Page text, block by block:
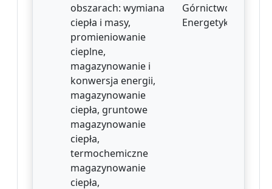
obszarach: wymiana
ciepła i masy,
promieniowanie
cieplne,
magazynowanie i
konwersja energii,
magazynowanie
ciepła, gruntowe
magazynowanie
ciepła,
termochemiczne
magazynowanie
ciepła,
Górnictwo i
Energetyka